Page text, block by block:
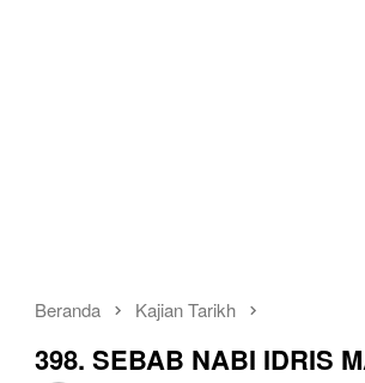
Beranda Kajian Tarikh
398. SEBAB NABI IDRIS